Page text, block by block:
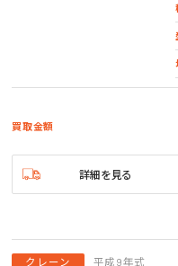
買取金額
詳細を見る
クレーン 平成9年式